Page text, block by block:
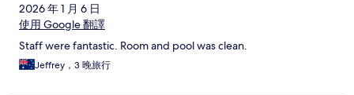
2026 年 1 月 6 日
使用 Google 翻譯
Staff were fantastic. Room and pool was clean.
Jeffrey，3 晚旅行